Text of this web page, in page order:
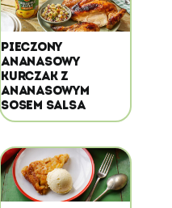
PIECZONY
ANANASOWY
KURCZAK Z
ANANASOWYM
SOSEM SALSA